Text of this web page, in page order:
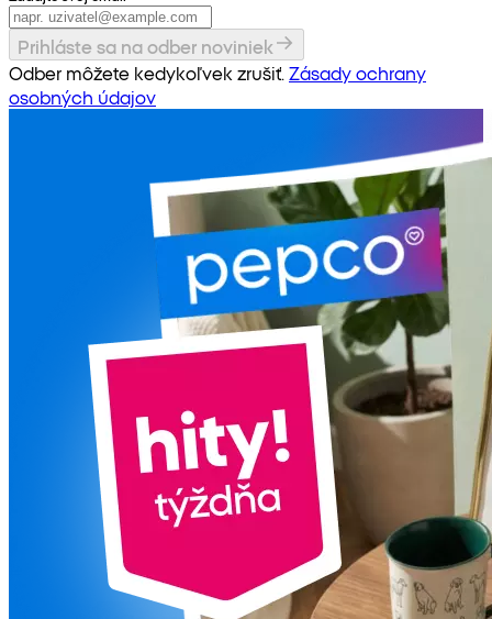
Prihláste sa na odber noviniek
Odber môžete kedykoľvek zrušiť.Zásady ochrany
osobných údajov